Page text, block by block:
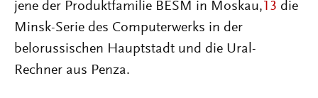
jene der Produktfamilie BĖSM in Moskau, 13 die
Minsk-Serie des Computerwerks in der
belorussischen Hauptstadt und die Ural-
Rechner aus Penza.